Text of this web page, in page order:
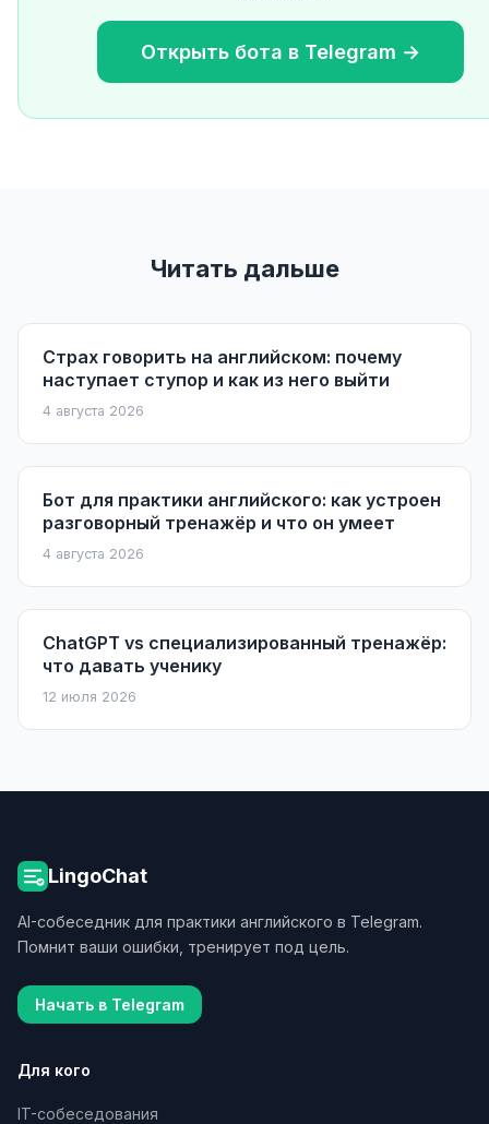
Открыть бота в Telegram →
Читать дальше
Страх говорить на английском: почему
наступает ступор и как из него выйти
4 августа 2026
Бот для практики английского: как устроен
разговорный тренажёр и что он умеет
4 августа 2026
ChatGPT vs специализированный тренажёр:
что давать ученику
12 июля 2026
LingoChat
AI-собеседник для практики английского в Telegram.
Помнит ваши ошибки, тренирует под цель.
Начать в Telegram
Для кого
IT-собеседования